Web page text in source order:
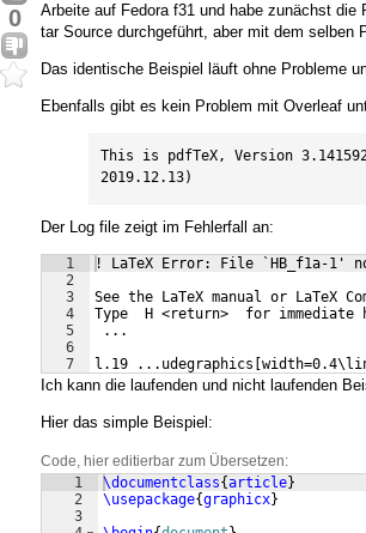
0
Arbeite auf Fedora f31 und habe zunächst
tar Source durchgeführt, aber mit dem selben
Das identische Beispiel läuft ohne Probleme
Ebenfalls gibt es kein Problem mit Overleaf
This is pdfTeX, Version
2019.12.13)
Der Log file zeigt im Fehlerfall an:
1
2
3
4
5
6
7
! LaTeX Error: File `HB_f1a-1'
See the LaTeX manual or LaTeX
Type  H <return>  for immediate
...
l.19
Ich kann die laufenden und nicht laufenden
Hier das simple Beispiel:
Code, hier editierbar zum Übersetzen:
1
2
3
\documentclass{article}
\usepackage{graphicx}